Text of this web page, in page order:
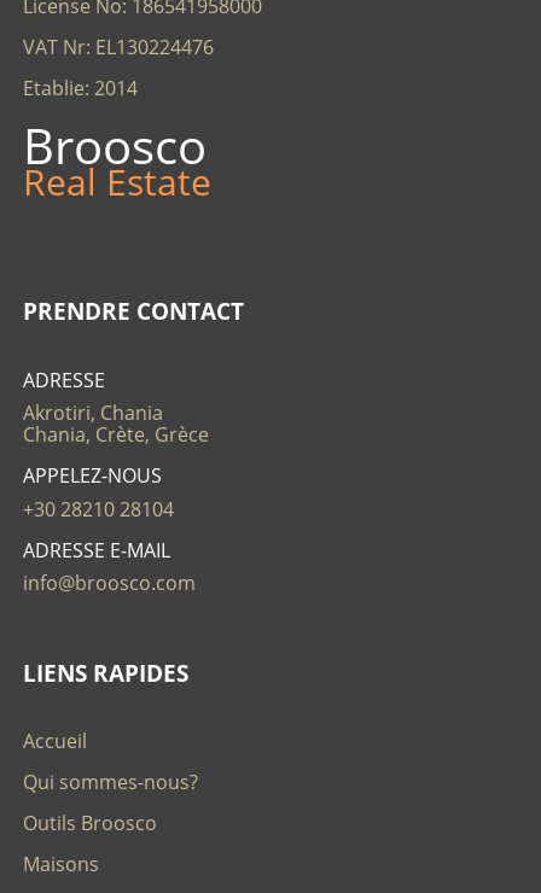
License No: 186541958000
VAT Nr: EL130224476
Etablie: 2014
Broosco
Real Estate
PRENDRE CONTACT
ADRESSE
Akrotiri, Chania
Chania, Crète, Grèce
APPELEZ-NOUS
+30 28210 28104
ADRESSE E-MAIL
info@broosco.com
LIENS RAPIDES
Accueil
Qui sommes-nous?
Outils Broosco
Maisons